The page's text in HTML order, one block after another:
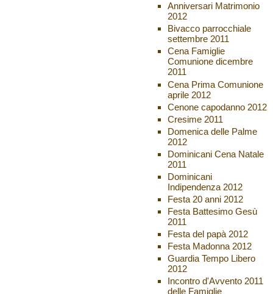
Anniversari Matrimonio
2012
Bivacco parrocchiale
settembre 2011
Cena Famiglie
Comunione dicembre
2011
Cena Prima Comunione
aprile 2012
Cenone capodanno 2012
Cresime 2011
Domenica delle Palme
2012
Dominicani Cena Natale
2011
Dominicani
Indipendenza 2012
Festa 20 anni 2012
Festa Battesimo Gesù
2011
Festa del papà 2012
Festa Madonna 2012
Guardia Tempo Libero
2012
Incontro d'Avvento 2011
delle Famiglie